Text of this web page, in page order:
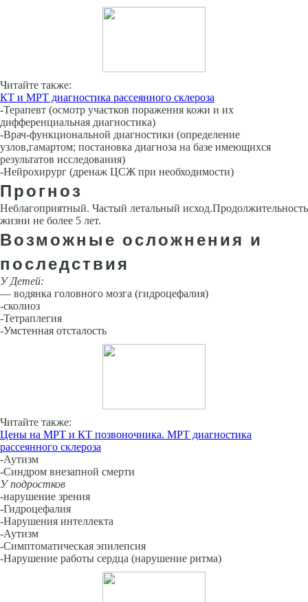
Читайте также:
КТ и МРТ диагностика рассеянного склероза
-Терапевт (осмотр участков поражения кожи и их
дифференциальная диагностика)
-Врач-функциональной диагностики (определение
узлов,гамартом; постановка диагноза на базе имеющихся
результатов исследования)
-Нейрохирург (дренаж ЦСЖ при необходимости)
Прогноз
Неблагоприятный. Частый летальный исход.Продолжительность
жизни не более 5 лет.
Возможные осложнения и
последствия
У Детей:
— водянка головного мозга (гидроцефалия)
-сколиоз
-Тетраплегия
-Умстенная отсталость
Читайте также:
Цены на МРТ и КТ позвоночника. МРТ диагностика
рассеянного склероза
-Аутизм
-Синдром внезапной смерти
У подростков
-нарушение зрения
-Гидроцефалия
-Нарушения интеллекта
-Аутизм
-Симптоматическая эпилепсия
-Нарушение работы сердца (нарушение ритма)